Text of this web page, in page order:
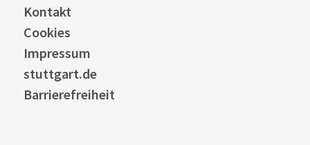
Kontakt
Cookies
Impressum
stuttgart.de
Barrierefreiheit